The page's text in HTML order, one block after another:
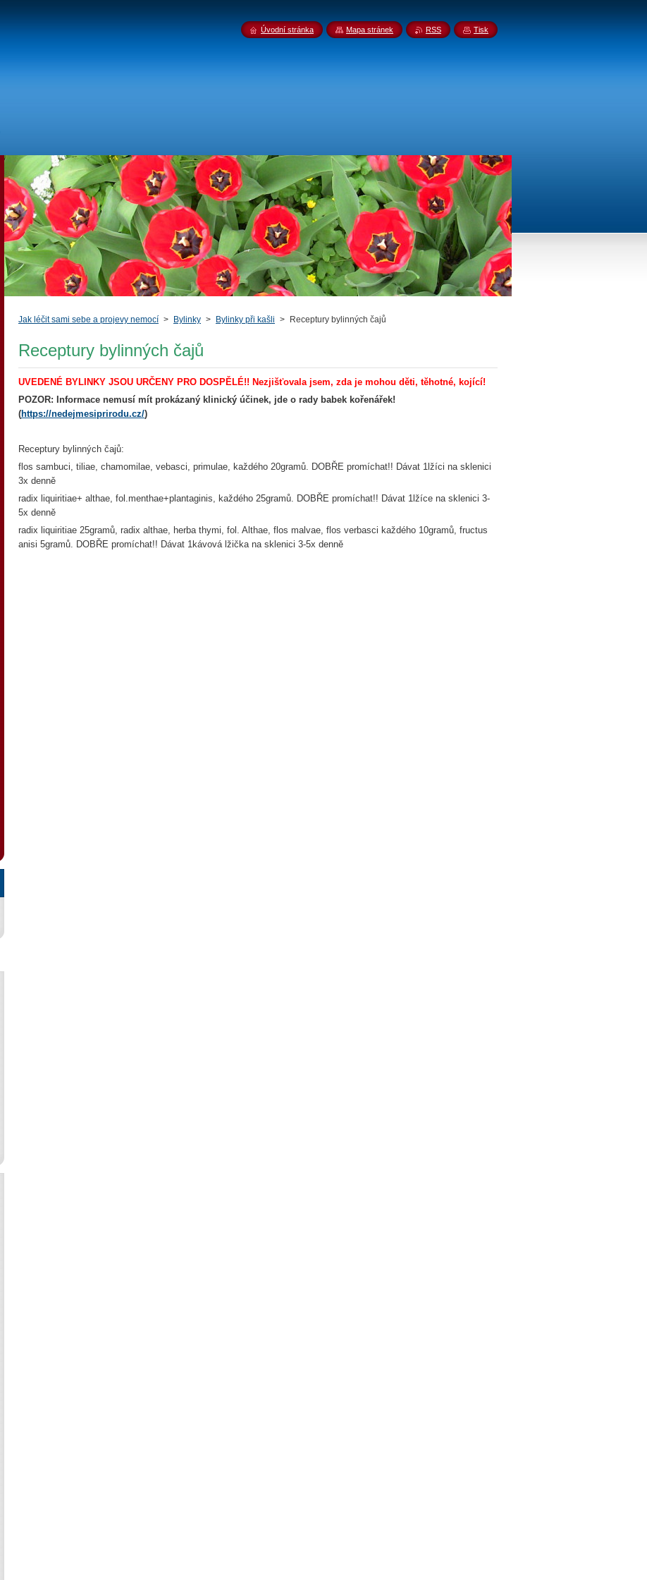
Jak léčit sami sebe a projevy nemocí > Bylinky > Bylinky při kašli > Receptury bylinných čajů
Receptury bylinných čajů
UVEDENÉ BYLINKY JSOU URČENY PRO DOSPĚLÉ!! Nezjišťovala jsem, zda je mohou děti, těhotné, kojící!
POZOR: Informace nemusí mít prokázaný klinický účinek, jde o rady babek kořenářek!
(https://nedejmesiprirodu.cz/)
Receptury bylinných čajů:
flos sambuci, tiliae, chamomilae, vebasci, primulae, každého 20gramů. DOBŘE promíchat!! Dávat 1lžíci na sklenici
3x denně
radix liquiritiae+ althae, fol.menthae+plantaginis, každého 25gramů. DOBŘE promíchat!! Dávat 1lžíce na sklenici 3-
5x denně
radix liquiritiae 25gramů, radix althae, herba thymi, fol. Althae, flos malvae, flos verbasci každého 10gramů, fructus
anisi 5gramů. DOBŘE promíchat!! Dávat 1kávová lžička na sklenici 3-5x denně
Úvodní stránka Mapa stránek RSS Tisk